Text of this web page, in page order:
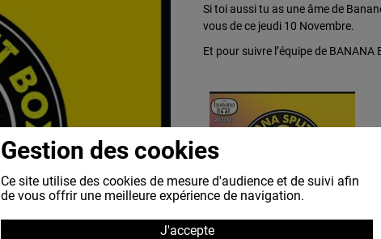
Si toi aussi tu as une âme de
vous de ce jeudi 10 Novembre.
Et pour suivre l’équipe de BANANA
Gestion des cookies
Ce site utilise des cookies de mesure d'audience et de suivi afin
de vous offrir une meilleure expérience de navigation.
J'accepte